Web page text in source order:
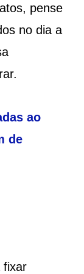
pense
no dia a
ao
de
fixar